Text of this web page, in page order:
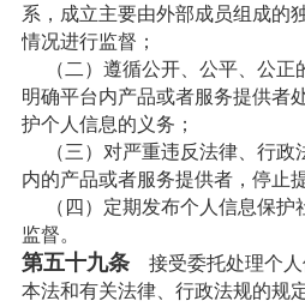
系，成立主要由外部成员组成的
情况进行监督；
（二）遵循公开、公平、公正
明确平台内产品或者服务提供者
护个人信息的义务；
（三）对严重违反法律、行政
内的产品或者服务提供者，停止
（四）定期发布个人信息保护
监督。
第五十九条接受委托处理个人
本法和有关法律、行政法规的规